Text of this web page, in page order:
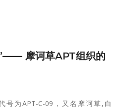
摩诃草APT组织的
号为APT-C-09，又名摩诃草,白